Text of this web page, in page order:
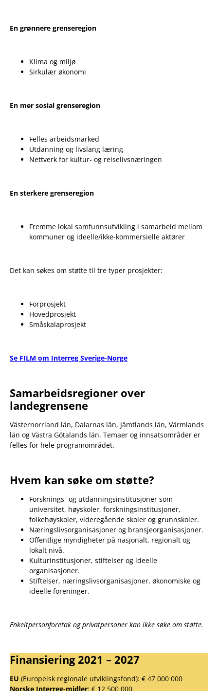
En grønnere grenseregion
Klima og miljø
Sirkulær økonomi
En mer sosial grenseregion
Felles arbeidsmarked
Utdanning og livslang læring
Nettverk for kultur- og reiselivsnæringen
En sterkere grenseregion
Fremme lokal samfunnsutvikling i samarbeid mellom
kommuner og ideelle/ikke-kommersielle aktører
Det kan søkes om støtte til tre typer prosjekter:
Forprosjekt
Hovedprosjekt
Småskalaprosjekt
Se FILM om Interreg Sverige-Norge
Samarbeidsregioner over
landegrensene
Västernorrland län, Dalarnas län, Jämtlands län, Värmlands
län og Västra Götalands län. Temaer og innsatsområder er
felles for hele programområdet.
Hvem kan søke om støtte?
Forsknings- og utdanningsinstitusjoner som
universitet, høyskoler, forskningsinstitusjoner,
folkehøyskoler, videregående skoler og grunnskoler.
Næringslivsorganisasjoner og bransjeorganisasjoner.
Offentlige myndigheter på nasjonalt, regionalt og
lokalt nivå.
Kulturinstitusjoner, stiftelser og ideelle
organisasjoner.
Stiftelser, næringslivsorganisasjoner, økonomiske og
ideelle foreninger.
Enkeltpersonforetak og privatpersoner kan ikke søke om støtte.
Finansiering 2021 – 2027
EU (Europeisk regionale utviklingsfond): € 47 000 000
Norske Interreg-midler: € 12 500 000